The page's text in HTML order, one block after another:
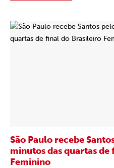
São Paulo recebe
minutos das quartas
Feminino